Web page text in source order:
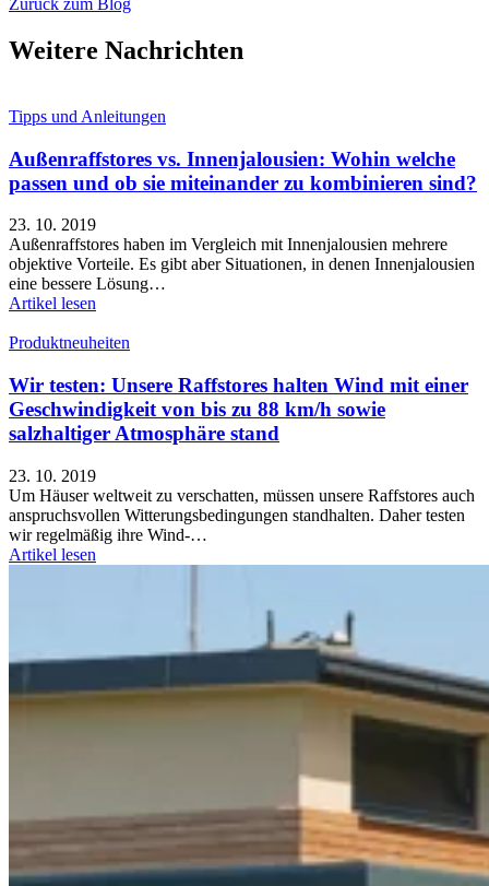
Zurück zum Blog
Weitere Nachrichten
Tipps und Anleitungen
Außenraffstores vs. Innenjalousien: Wohin welche
passen und ob sie miteinander zu kombinieren sind?
23. 10. 2019
Außenraffstores haben im Vergleich mit Innenjalousien mehrere
objektive Vorteile. Es gibt aber Situationen, in denen Innenjalousien
eine bessere Lösung…
Artikel lesen
Produktneuheiten
Wir testen: Unsere Raffstores halten Wind mit einer
Geschwindigkeit von bis zu 88 km/h sowie
salzhaltiger Atmosphäre stand
23. 10. 2019
Um Häuser weltweit zu verschatten, müssen unsere Raffstores auch
anspruchsvollen Witterungsbedingungen standhalten. Daher testen
wir regelmäßig ihre Wind-…
Artikel lesen